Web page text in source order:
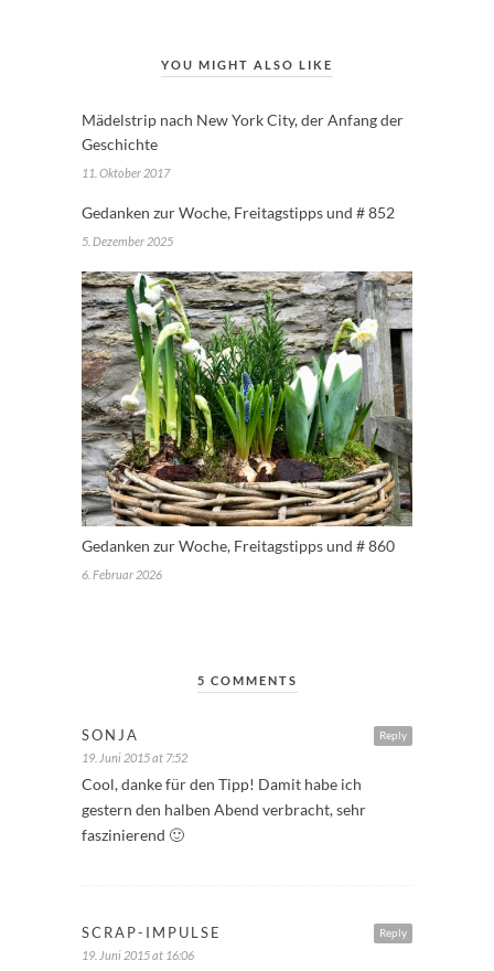
YOU MIGHT ALSO LIKE
Mädelstrip nach New York City, der Anfang der
Geschichte
11. Oktober 2017
Gedanken zur Woche, Freitagstipps und # 852
5. Dezember 2025
Gedanken zur Woche, Freitagstipps und # 860
6. Februar 2026
5 COMMENTS
Reply
SONJA
19. Juni 2015 at 7:52
Cool, danke für den Tipp! Damit habe ich
gestern den halben Abend verbracht, sehr
faszinierend 🙂
Reply
SCRAP-IMPULSE
19. Juni 2015 at 16:06